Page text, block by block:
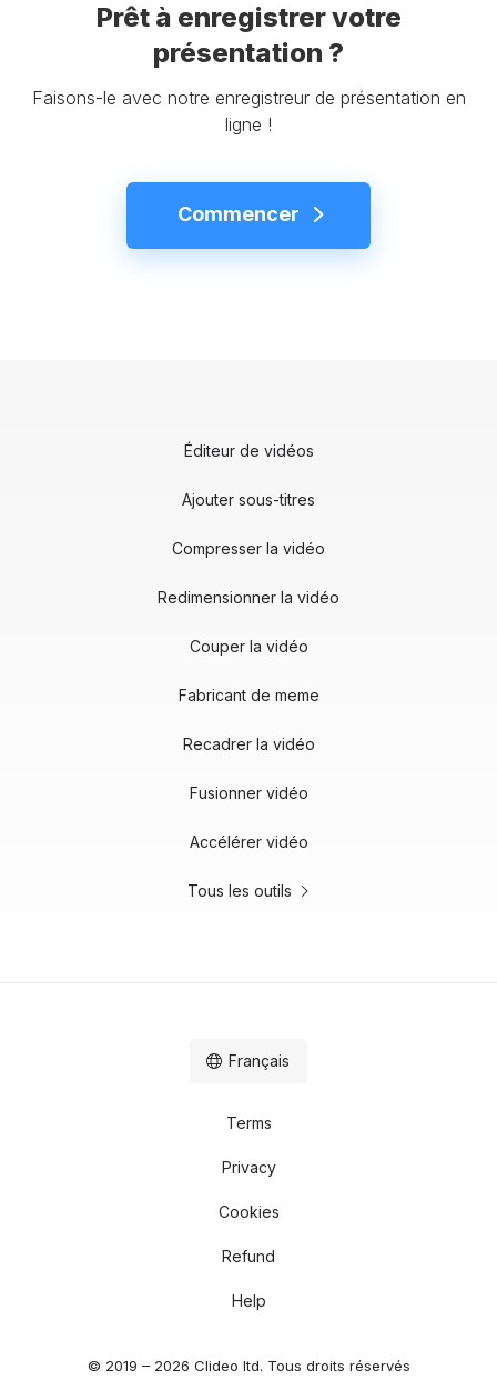
Prêt à enregistrer votre
présentation ?
Faisons-le avec notre enregistreur de présentation en
ligne !
Commencer
Éditeur de vidéos
Ajouter sous-titres
Compresser la vidéo
Redimensionner la vidéo
Couper la vidéo
Fabricant de meme
Recadrer la vidéo
Fusionner vidéo
Accélérer vidéo
Tous les outils
© 2019 – 2026 Clideo ltd. Tous droits réservés
Terms
Privacy
Cookies
Refund
Help
Français